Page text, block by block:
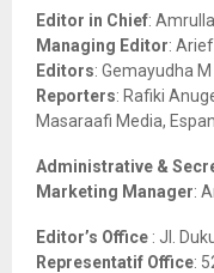
o
r
:
Editor in Chief:
Managing Editor:
Editors: Gemayudha M
Reporters: Rafiki
Masaraafi Media,
Administrative &
Marketing Manager:
Editor’s Office : Jl.
Representatif Office: